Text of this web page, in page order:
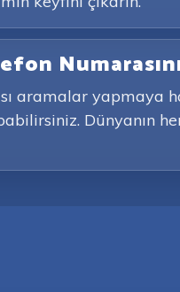
aramalar yapmaya
Dünyanın